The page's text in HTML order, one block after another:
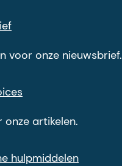
voor onze nieuwsbrief.
onze artikelen.
hulpmiddelen